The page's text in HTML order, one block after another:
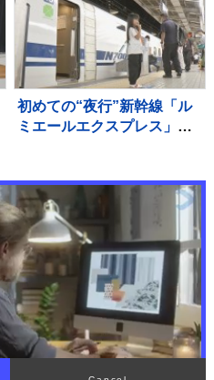
初めての“夜行”新幹線「ル
ミエールエクスプレス」昨
限定も今後の運行も検討
JR東海